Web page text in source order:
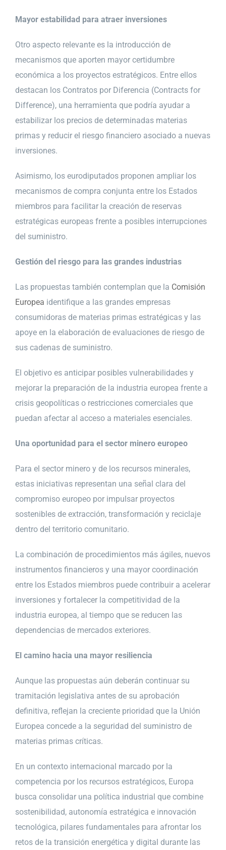
Mayor estabilidad para atraer inversiones
Otro aspecto relevante es la introducción de
mecanismos que aporten mayor certidumbre
económica a los proyectos estratégicos. Entre ellos
destacan los Contratos por Diferencia (Contracts for
Difference), una herramienta que podría ayudar a
estabilizar los precios de determinadas materias
primas y reducir el riesgo financiero asociado a nuevas
inversiones.
Asimismo, los eurodiputados proponen ampliar los
mecanismos de compra conjunta entre los Estados
miembros para facilitar la creación de reservas
estratégicas europeas frente a posibles interrupciones
del suministro.
Gestión del riesgo para las grandes industrias
Las propuestas también contemplan que la Comisión
Europea identifique a las grandes empresas
consumidoras de materias primas estratégicas y las
apoye en la elaboración de evaluaciones de riesgo de
sus cadenas de suministro.
El objetivo es anticipar posibles vulnerabilidades y
mejorar la preparación de la industria europea frente a
crisis geopolíticas o restricciones comerciales que
puedan afectar al acceso a materiales esenciales.
Una oportunidad para el sector minero europeo
Para el sector minero y de los recursos minerales,
estas iniciativas representan una señal clara del
compromiso europeo por impulsar proyectos
sostenibles de extracción, transformación y reciclaje
dentro del territorio comunitario.
La combinación de procedimientos más ágiles, nuevos
instrumentos financieros y una mayor coordinación
entre los Estados miembros puede contribuir a acelerar
inversiones y fortalecer la competitividad de la
industria europea, al tiempo que se reducen las
dependencias de mercados exteriores.
El camino hacia una mayor resiliencia
Aunque las propuestas aún deberán continuar su
tramitación legislativa antes de su aprobación
definitiva, reflejan la creciente prioridad que la Unión
Europea concede a la seguridad del suministro de
materias primas críticas.
En un contexto internacional marcado por la
competencia por los recursos estratégicos, Europa
busca consolidar una política industrial que combine
sostenibilidad, autonomía estratégica e innovación
tecnológica, pilares fundamentales para afrontar los
retos de la transición energética y digital durante las